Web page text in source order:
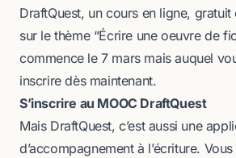
DraftQuest, un cours en ligne,
sur le thème “Écrire une oeuvre de
commence le 7 mars mais auquel
inscrire dès maintenant.
S’inscrire au MOOC DraftQuest
Mais DraftQuest, c’est aussi une
d’accompagnement à l’écriture.